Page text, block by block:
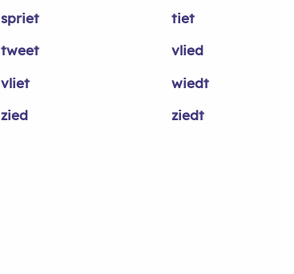
spriet
tiet
tweet
vlied
vliet
wiedt
zied
ziedt